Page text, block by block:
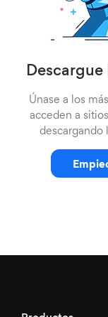
Descargue
Únase a los
acceden a
descargando